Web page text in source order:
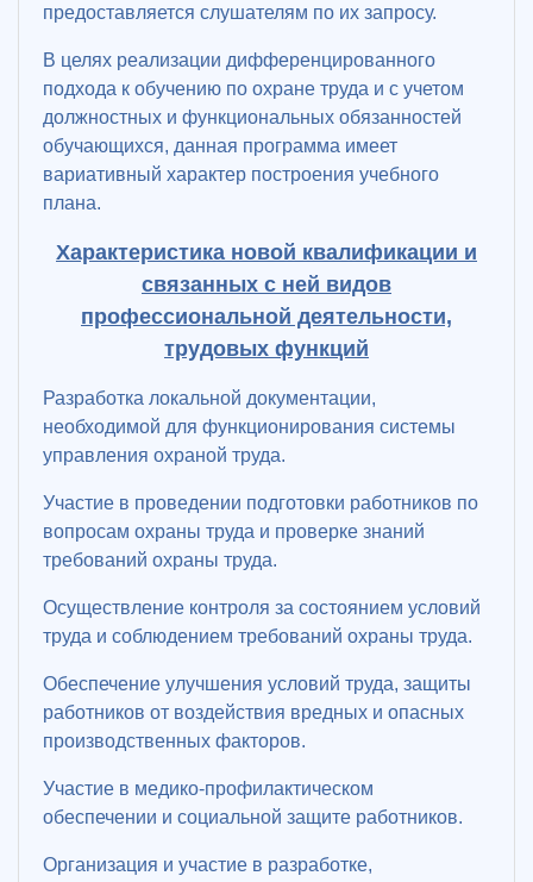
предоставляется слушателям по их запросу.
В целях реализации дифференцированного
подхода к обучению по охране труда и с учетом
должностных и функциональных обязанностей
обучающихся, данная программа имеет
вариативный характер построения учебного
плана.
Характеристика новой квалификации и
связанных с ней видов
профессиональной деятельности,
трудовых функций
Разработка локальной документации,
необходимой для функционирования системы
управления охраной труда.
Участие в проведении подготовки работников по
вопросам охраны труда и проверке знаний
требований охраны труда.
Осуществление контроля за состоянием условий
труда и соблюдением требований охраны труда.
Обеспечение улучшения условий труда, защиты
работников от воздействия вредных и опасных
производственных факторов.
Участие в медико-профилактическом
обеспечении и социальной защите работников.
Организация и участие в разработке,